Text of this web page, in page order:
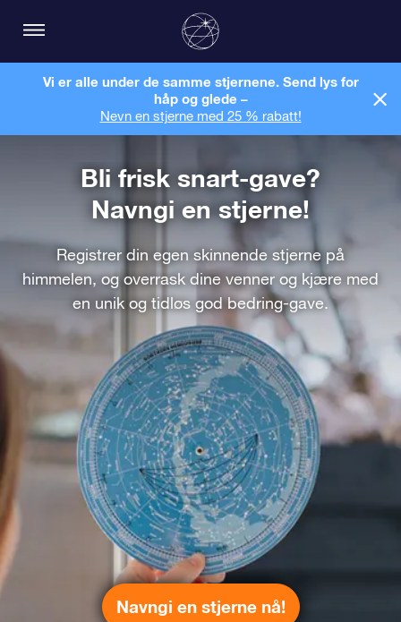
Vi er alle under de samme stjernene. Send lys for
håp og glede –
Nevn en stjerne med 25 % rabatt!
Bli frisk snart-gave?
Navngi en stjerne!
Registrer din egen skinnende stjerne på
himmelen, og overrask dine venner og kjære med
en unik og tidløs god bedring-gave.
Navngi en stjerne nå!